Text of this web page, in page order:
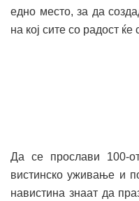
едно место, за да
на кој сите со радост
Да се прослави 100-
вистинско уживање и
навистина знаат да